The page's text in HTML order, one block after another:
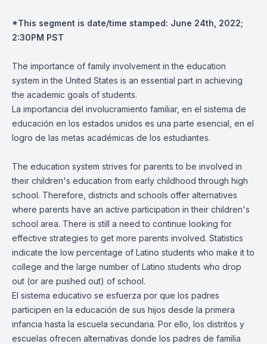
*This segment is date/time stamped: June 24th, 2022;
2:30PM PST
The importance of family involvement in the education
system in the United States is an essential part in achieving
the academic goals of students.
La importancia del involucramiento familiar, en el sistema de
educación en los estados unidos es una parte esencial, en el
logro de las metas académicas de los estudiantes.
The education system strives for parents to be involved in
their children's education from early childhood through high
school. Therefore, districts and schools offer alternatives
where parents have an active participation in their children's
school area. There is still a need to continue looking for
effective strategies to get more parents involved. Statistics
indicate the low percentage of Latino students who make it to
college and the large number of Latino students who drop
out (or are pushed out) of school.
El sistema educativo se esfuerza por que los padres
participen en la educación de sus hijos desde la primera
infancia hasta la escuela secundaria. Por ello, los distritos y
escuelas ofrecen alternativas donde los padres de familia